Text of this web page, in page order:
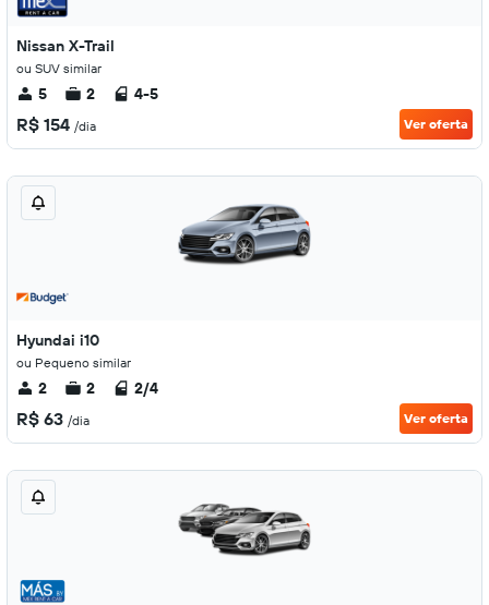
Nissan X-Trail
ou SUV similar
5 2 4-5
R$ 154 /dia Ver oferta
Hyundai i10
ou Pequeno similar
2 2 2/4
R$ 63 /dia Ver oferta